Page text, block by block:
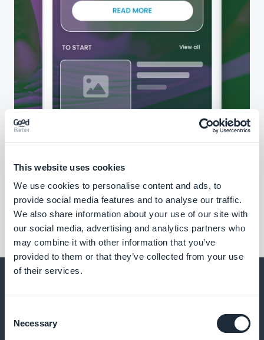
This website uses cookies
We use cookies to personalise content and ads, to
provide social media features and to analyse our traffic.
We also share information about your use of our site with
our social media, advertising and analytics partners who
may combine it with other information that you’ve
provided to them or that they’ve collected from your use
of their services.
Selection
Necessary
Y mucho más